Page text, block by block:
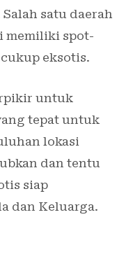
satu daerah
memiliki spot-
eksotis.
untuk
tepat untuk
lokasi
dan tentu
siap
dan Keluarga.